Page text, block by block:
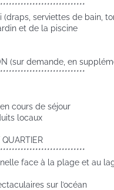
(draps, serviettes de bain,
et de la piscine
(sur demande, en
cours de séjour
locaux
face à la plage et au
sur l’océan